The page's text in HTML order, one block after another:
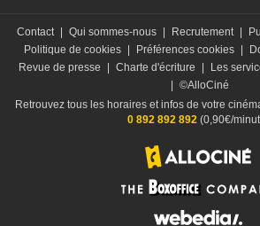
Contact Qui sommes-nous Recrutement
Politique de cookies
Préférences cookies
Revue de presse
Charte d'écriture Les
©AlloCiné
Retrouvez tous les horaires et infos de votre
0 892 892 892(0,90€/